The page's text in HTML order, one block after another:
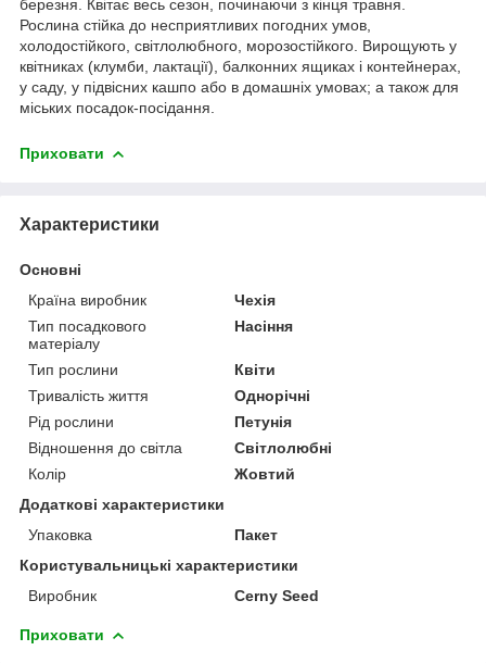
березня. Квітає весь сезон, починаючи з кінця травня.
Рослина стійка до несприятливих погодних умов,
холодостійкого, світлолюбного, морозостійкого. Вирощують у
квітниках (клумби, лактації), балконних ящиках і контейнерах,
у саду, у підвісних кашпо або в домашніх умовах; а також для
міських посадок-посідання.
Приховати
Характеристики
Основні
Країна виробник
Чехія
Тип посадкового
матеріалу
Насіння
Тип рослини
Квіти
Тривалість життя
Однорічні
Рід рослини
Петунія
Відношення до світла
Світлолюбні
Колір
Жовтий
Додаткові характеристики
Упаковка
Пакет
Користувальницькі характеристики
Виробник
Cerny Seed
Приховати